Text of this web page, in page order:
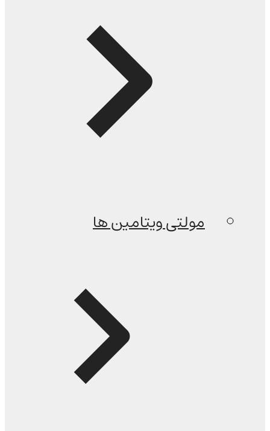
مولتی ویتامین ها